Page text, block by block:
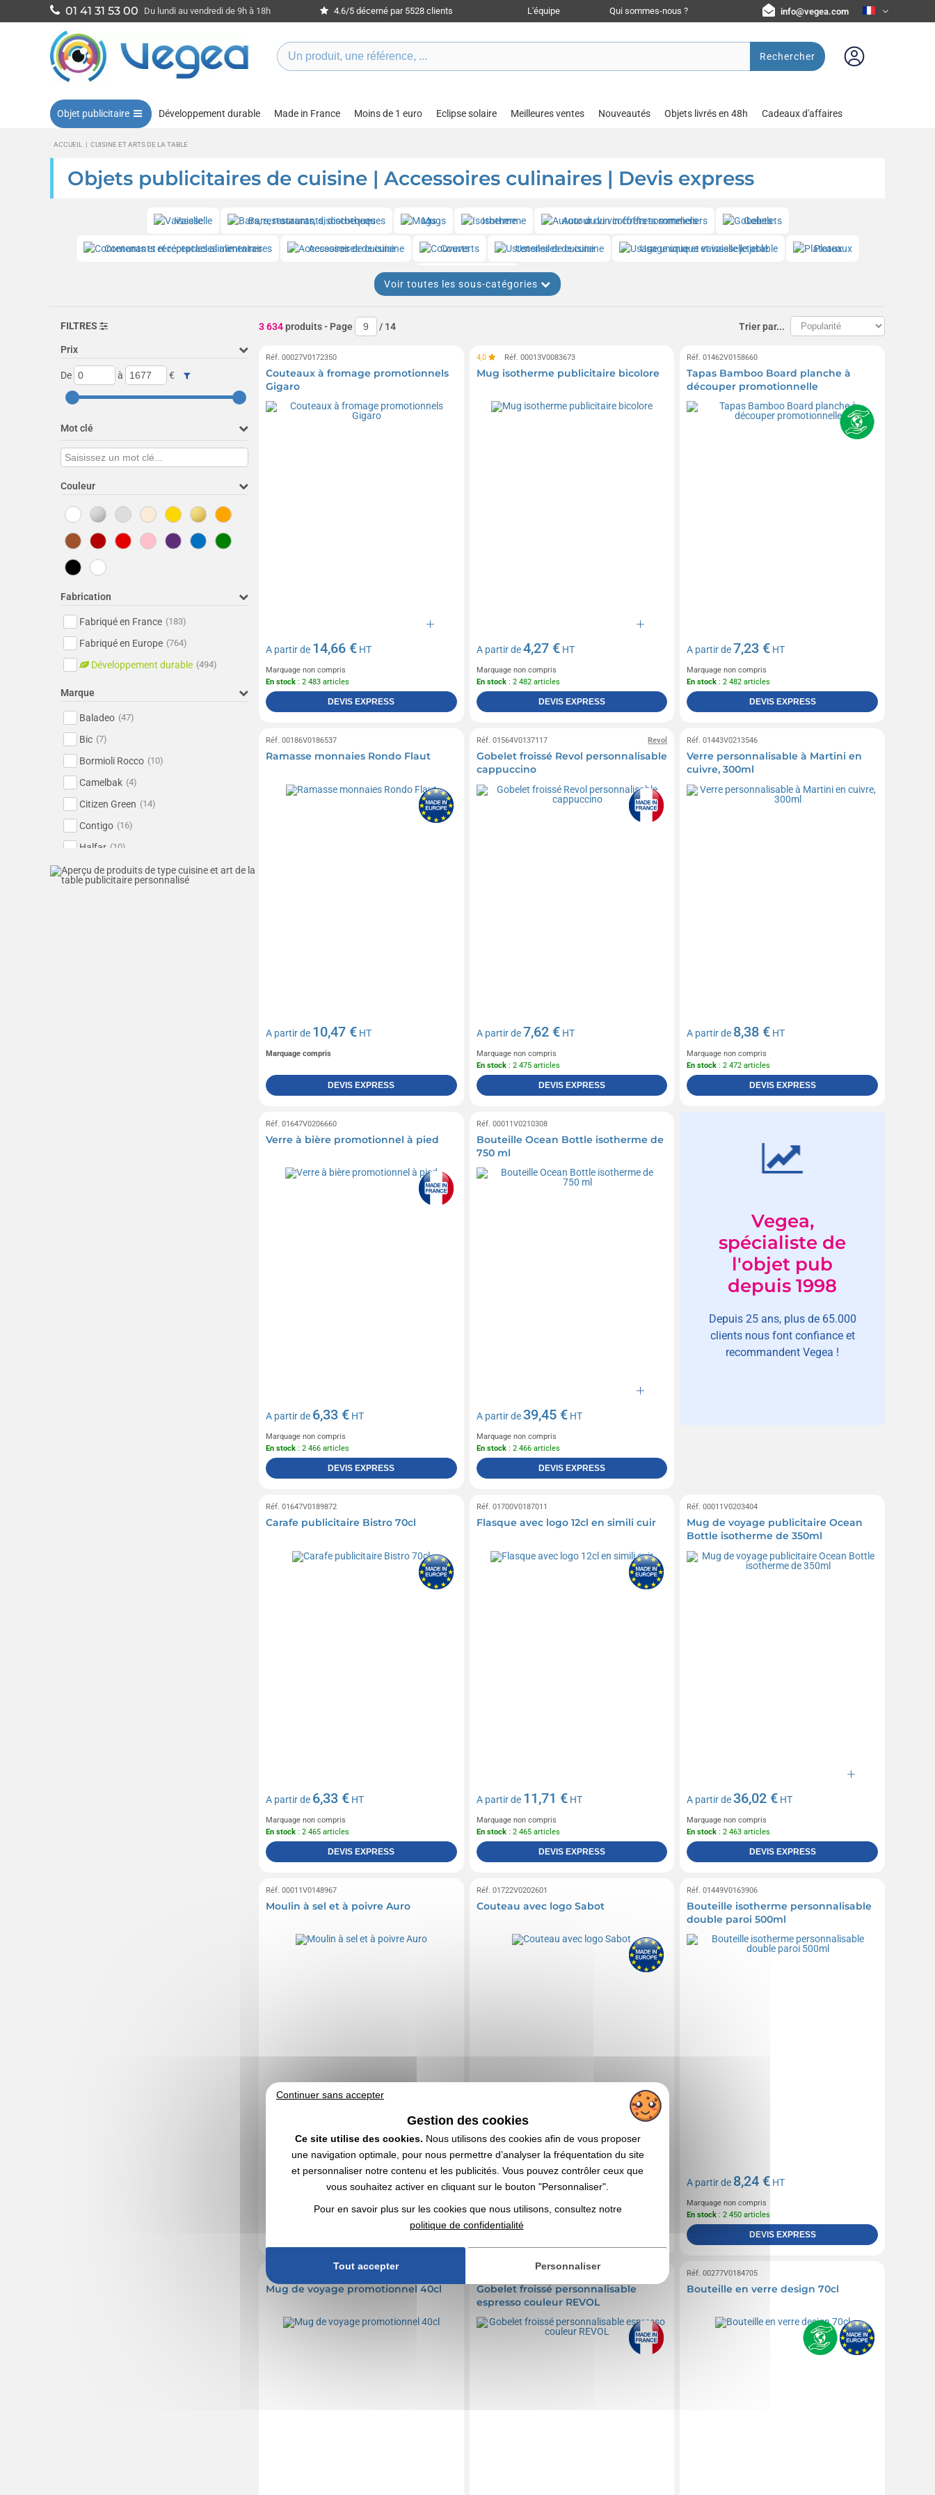
01 41 31 53 00 Du lundi au vendredi de 9h à 18h 4.6/5 décerné par 5528 clients L'équipe Qui sommes-nous ? info@vegea.com
Rechercher
Objet publicitaire Développement durable Made in France Moins de 1 euro Eclipse solaire Meilleures ventes Nouveautés Objets livrés en 48h Cadeaux d'affaires
ACCUEIL | CUISINE ET ARTS DE LA TABLE
Objets publicitaires de cuisine | Accessoires culinaires | Devis express
Vaisselle Bars, restaurants, discotheques Mugs Isotherme Autour du vin coffrets sommeliers Gobelets
Contenants et réceptacles alimentaires Accessoires de cuisine Couverts Ustensiles de cuisine Usage unique et vaisselle jetable Plateaux
Electroménager
Voir toutes les sous-catégories
FILTRES
Prix
De à €
Mot clé
Couleur
Fabrication
Fabriqué en France (183)
Fabriqué en Europe (764)
Développement durable (494)
Marque
Baladeo (47)
Bic (7)
Bormioli Rocco (10)
Camelbak (4)
Citizen Green (14)
Contigo (16)
Halfar (10)
Haribo (1)
3 634produits- Page / 14 Trier par...
Réf. 00027V0172350
Couteaux à fromage promotionnels
Gigaro
A partir de 14,66 € HT
Marquage non compris
En stock : 2 483 articles
DEVIS EXPRESS
4,0 Réf. 00013V0083673
Mug isotherme publicitaire bicolore
A partir de4,27 €HT
Marquage non compris
En stock: 2 482 articles
DEVIS EXPRESS
Réf. 01462V0158660
Tapas Bamboo Board planche à
découper promotionnelle
A partir de 7,23 € HT
Marquage non compris
En stock : 2 482 articles
DEVIS EXPRESS
Réf. 00186V0186537
Ramasse monnaies Rondo Flaut
A partir de 10,47 € HT
Marquage compris
DEVIS EXPRESS
Revol
Réf. 01564V0137117
Gobelet froissé Revol personnalisable
cappuccino
A partir de7,62 €HT
Marquage non compris
En stock: 2 475 articles
DEVIS EXPRESS
Réf. 01443V0213546
Verre personnalisable à Martini en
cuivre, 300ml
A partir de 8,38 € HT
Marquage non compris
En stock : 2 472 articles
DEVIS EXPRESS
Réf. 01647V0206660
Verre à bière promotionnel à pied
A partir de 6,33 € HT
Marquage non compris
En stock : 2 466 articles
DEVIS EXPRESS
Réf. 00011V0210308
Bouteille Ocean Bottle isotherme de
750 ml
A partir de39,45 €HT
Marquage non compris
En stock: 2 466 articles
DEVIS EXPRESS
Vegea,
spécialiste de
l'objet pub
depuis 1998
Depuis 25 ans, plus de 65.000
clients nous font confiance et
recommandent Vegea !
Réf. 01647V0189872
Carafe publicitaire Bistro 70cl
A partir de 6,33 € HT
Marquage non compris
En stock : 2 465 articles
DEVIS EXPRESS
Réf. 01700V0187011
Flasque avec logo 12cl en simili cuir
A partir de 11,71 €HT
Marquage non compris
En stock: 2 465 articles
DEVIS EXPRESS
Réf. 00011V0203404
Mug de voyage publicitaire Ocean
Bottle isotherme de 350ml
A partir de36,02 € HT
Marquage non compris
En stock : 2 463 articles
DEVIS EXPRESS
Réf. 00011V0148967
Moulin à sel et à poivre Auro
9,20 €
: 2 456 articles
Réf. 01722V0202601
Couteau avec logo Sabot
A partir de7,52 €
En stock: 2 455 articles
Réf. 01449V0163906
Bouteille isotherme personnalisable
double paroi 500ml
A partir de 8,24 € HT
Marquage non compris
En stock : 2 450 articles
DEVIS EXPRESS
Réf. 00028V0068360
Mug de voyage promotionnel 40cl
Gobelet froissé personnalisable
espresso couleur REVOL
Réf. 00277V0184705
Bouteille en verre design 70cl
Continuer sans accepter
Gestion des cookies
Ce site utilise des cookies. Nous utilisons des cookies afin de vous proposer
une navigation optimale, pour nous permettre d’analyser la fréquentation du site
et personnaliser notre contenu et les publicités. Vous pouvez contrôler ceux que
vous souhaitez activer en cliquant sur le bouton "Personnaliser".
Pour en savoir plus sur les cookies que nous utilisons, consultez notre
politique de confidentialité
Tout accepter Personnaliser